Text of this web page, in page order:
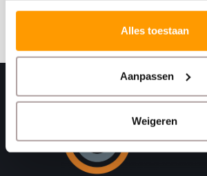
Alles toestaan
Aanpassen
Weigeren